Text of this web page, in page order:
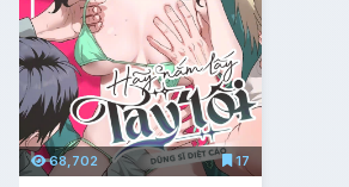
68,702 17